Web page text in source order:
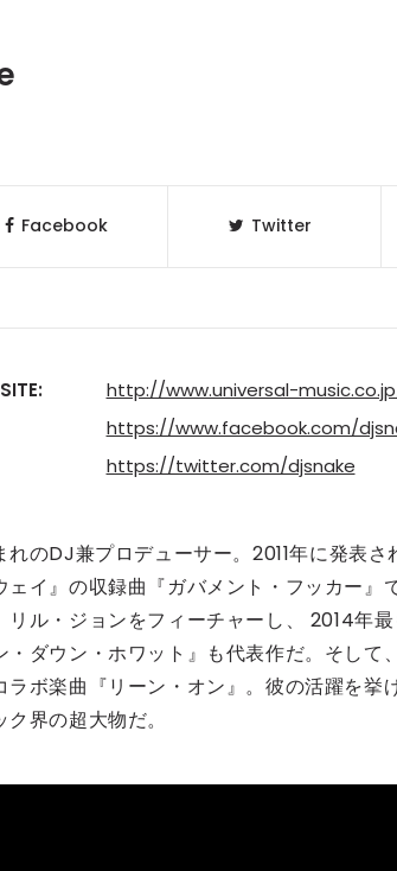
Facebook Twitter
http://www.universal-
https://www.facebook.com/
https://twitter.com/djsnake
のDJ兼プロデューサー。2011年に発表
ェイ』の収録曲『ガバメント・フッカー
リル・ジョンをフィーチャーし、 2014年
・ダウン・ホワット』も代表作だ。そして
ラボ楽曲『リーン・オン』。彼の活躍を
界の超大物だ。